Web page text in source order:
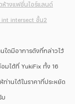
ห้างแฟชั่นไอร์แลนด์
int intersect ชั้น2
มได้ที่ YukiFix ทั้ง 16
ท่านได้ในราคาที่ประหยัด
บ